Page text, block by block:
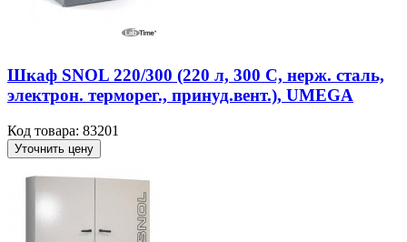
Шкаф SNOL 220/300 (220 л, 300 С, нерж. сталь,
электрон. терморег., принуд.вент.), UMEGA
Код товара: 83201
Уточнить цену